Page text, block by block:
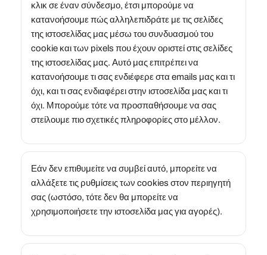
κλικ σε έναν σύνδεσμο, έτσι μπορούμε να
κατανοήσουμε πώς αλληλεπιδράτε με τις σελίδες
της ιστοσελίδας μας μέσω του συνδυασμού του
cookie και των pixels που έχουν οριστεί στις σελίδες
της ιστοσελίδας μας. Αυτό μας επιτρέπει να
κατανοήσουμε τι σας ενδιέφερε στα emails μας και τι
όχι, και τι σας ενδιαφέρει στην ιστοσελίδα μας και τι
όχι. Μπορούμε τότε να προσπαθήσουμε να σας
στείλουμε πιο σχετικές πληροφορίες στο μέλλον.
Εάν δεν επιθυμείτε να συμβεί αυτό, μπορείτε να
αλλάξετε τις ρυθμίσεις των cookies στον περιηγητή
σας (ωστόσο, τότε δεν θα μπορείτε να
χρησιμοποιήσετε την ιστοσελίδα μας για αγορές).